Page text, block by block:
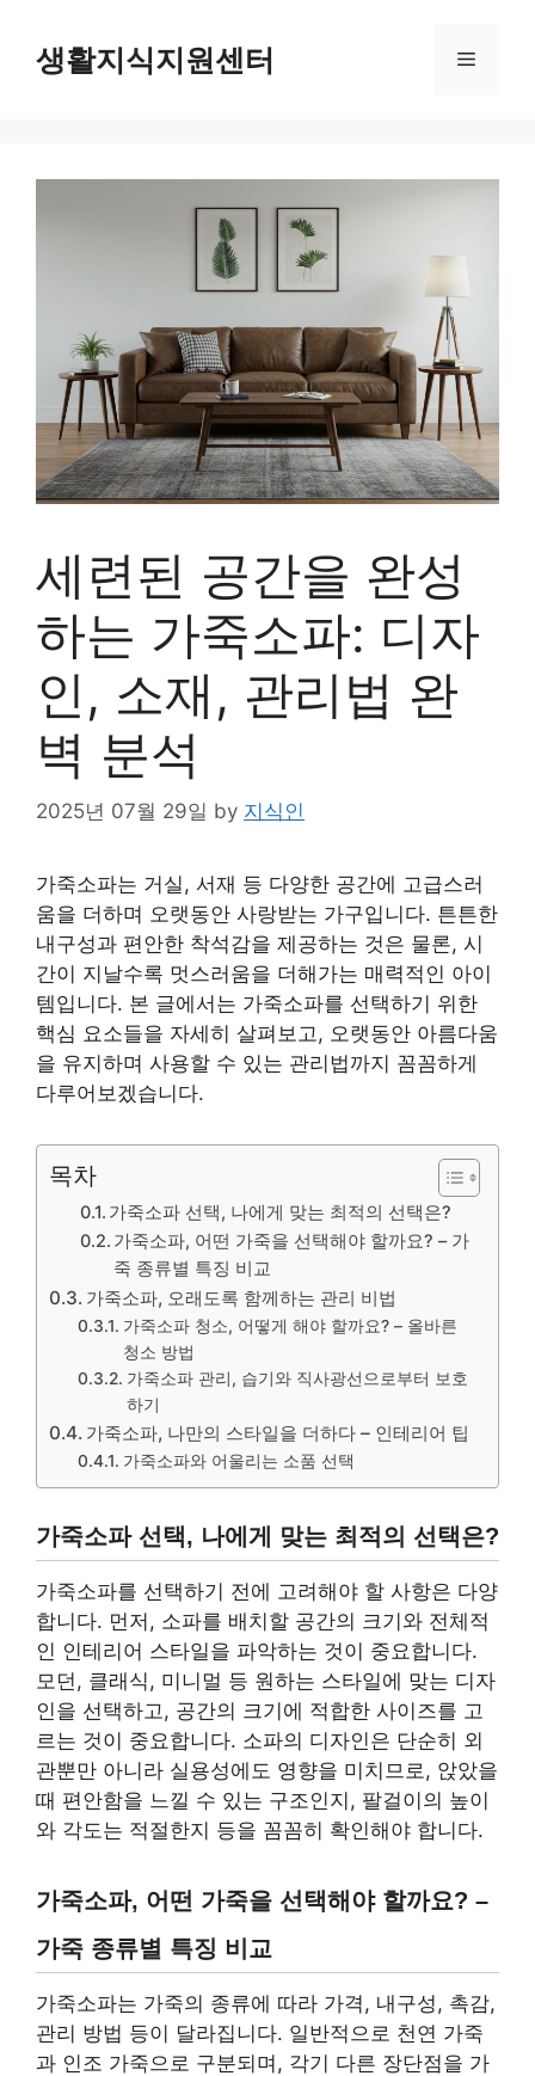
content생활지식지원센터 Menu
세련된 공간을 완성
하는 가죽소파: 디자
인, 소재, 관리법 완
벽 분석
2025년 07월 29일 by 지식인
가죽소파는 거실, 서재 등 다양한 공간에 고급스러
움을 더하며 오랫동안 사랑받는 가구입니다. 튼튼한
내구성과 편안한 착석감을 제공하는 것은 물론, 시
간이 지날수록 멋스러움을 더해가는 매력적인 아이
템입니다. 본 글에서는 가죽소파를 선택하기 위한
핵심 요소들을 자세히 살펴보고, 오랫동안 아름다움
을 유지하며 사용할 수 있는 관리법까지 꼼꼼하게
다루어보겠습니다.
목차
가죽소파 선택, 나에게 맞는 최적의 선택은?
가죽소파, 어떤 가죽을 선택해야 할까요? – 가
죽 종류별 특징 비교
가죽소파, 오래도록 함께하는 관리 비법
가죽소파 청소, 어떻게 해야 할까요? – 올바른
청소 방법
가죽소파 관리, 습기와 직사광선으로부터 보호
하기
가죽소파, 나만의 스타일을 더하다 – 인테리어 팁
가죽소파와 어울리는 소품 선택
가죽소파 선택, 나에게 맞는 최적의 선택은?
가죽소파를 선택하기 전에 고려해야 할 사항은 다양
합니다. 먼저, 소파를 배치할 공간의 크기와 전체적
인 인테리어 스타일을 파악하는 것이 중요합니다.
모던, 클래식, 미니멀 등 원하는 스타일에 맞는 디자
인을 선택하고, 공간의 크기에 적합한 사이즈를 고
르는 것이 중요합니다. 소파의 디자인은 단순히 외
관뿐만 아니라 실용성에도 영향을 미치므로, 앉았을
때 편안함을 느낄 수 있는 구조인지, 팔걸이의 높이
와 각도는 적절한지 등을 꼼꼼히 확인해야 합니다.
가죽소파, 어떤 가죽을 선택해야 할까요? –
가죽 종류별 특징 비교
가죽소파는 가죽의 종류에 따라 가격, 내구성, 촉감,
관리 방법 등이 달라집니다. 일반적으로 천연 가죽
과 인조 가죽으로 구분되며, 각기 다른 장단점을 가